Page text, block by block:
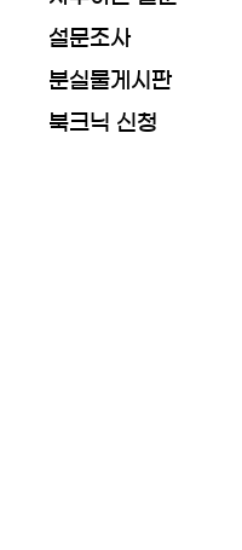
설문조사
분실물게시판
북크닉 신청